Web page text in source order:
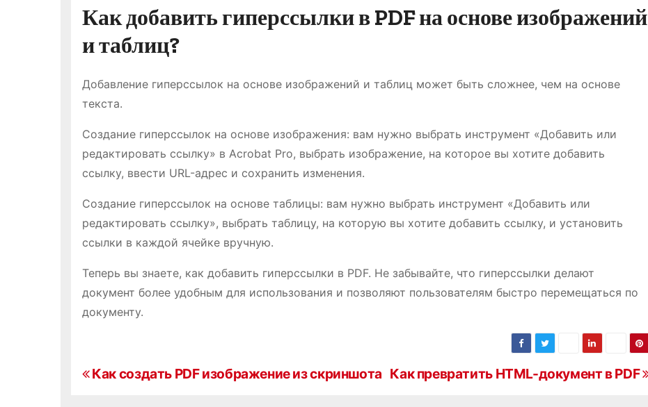
Как добавить гиперссылки в PDF на основе изображений
и таблиц?
Добавление гиперссылок на основе изображений и таблиц может быть сложнее, чем на основе
текста.
Создание гиперссылок на основе изображения: вам нужно выбрать инструмент «Добавить или
редактировать ссылку» в Acrobat Pro, выбрать изображение, на которое вы хотите добавить
ссылку, ввести URL-адрес и сохранить изменения.
Создание гиперссылок на основе таблицы: вам нужно выбрать инструмент «Добавить или
редактировать ссылку», выбрать таблицу, на которую вы хотите добавить ссылку, и установить
ссылки в каждой ячейке вручную.
Теперь вы знаете, как добавить гиперссылки в PDF. Не забывайте, что гиперссылки делают
документ более удобным для использования и позволяют пользователям быстро перемещаться по
документу.
Н
Как превратить HTML-документ в PDF
Как создать PDF изображение из скриншота